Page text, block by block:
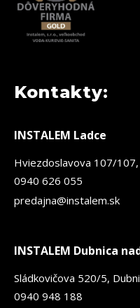
Kontakty:
INSTALEM Ladce
Hviezdoslavova 107/107,
0940 626 055
predajna@instalem.sk
INSTALEM Dubnica
Sládkovičova 520/5,
0940 948 188